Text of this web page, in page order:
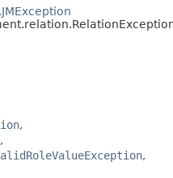
,
,
,